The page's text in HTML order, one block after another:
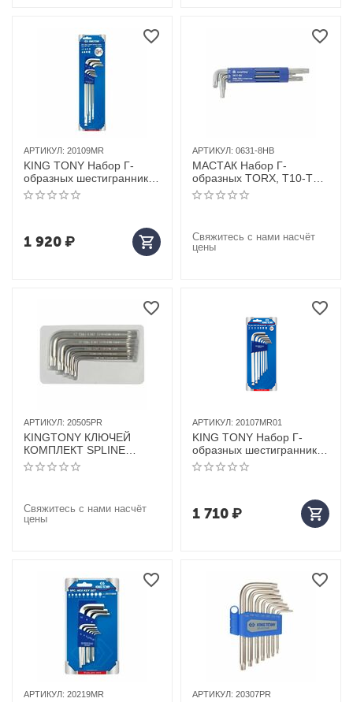
АРТИКУЛ: 20109MR
KING TONY Набор Г-
образных шестигранников
1,5-10 мм, с шаровым
окончанием, 9 предметов
1 920₽
АРТИКУЛ: 0631-8HB
МАСТАК Набор Г-
образных TORX, Т10-Т50,
8 предметов
Свяжитесь с нами насчёт
цены
АРТИКУЛ: 20505PR
KINGTONY КЛЮЧЕЙ
КОМПЛЕКТ SPLINE
20505PR укороченных Г-
образных M5-M12, 5
Свяжитесь с нами насчёт
цены
АРТИКУЛ: 20107MR01
KING TONY Набор Г-
образных шестигранников
2,5-10 мм, с шаровым
окончанием, 7 предметов
1 710₽
АРТИКУЛ: 20219MR АРТИКУЛ: 20307PR